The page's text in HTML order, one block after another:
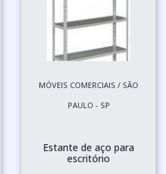
MÓVEIS COMERCIAIS / SÃO
PAULO - SP
Estante de aço para
escritório